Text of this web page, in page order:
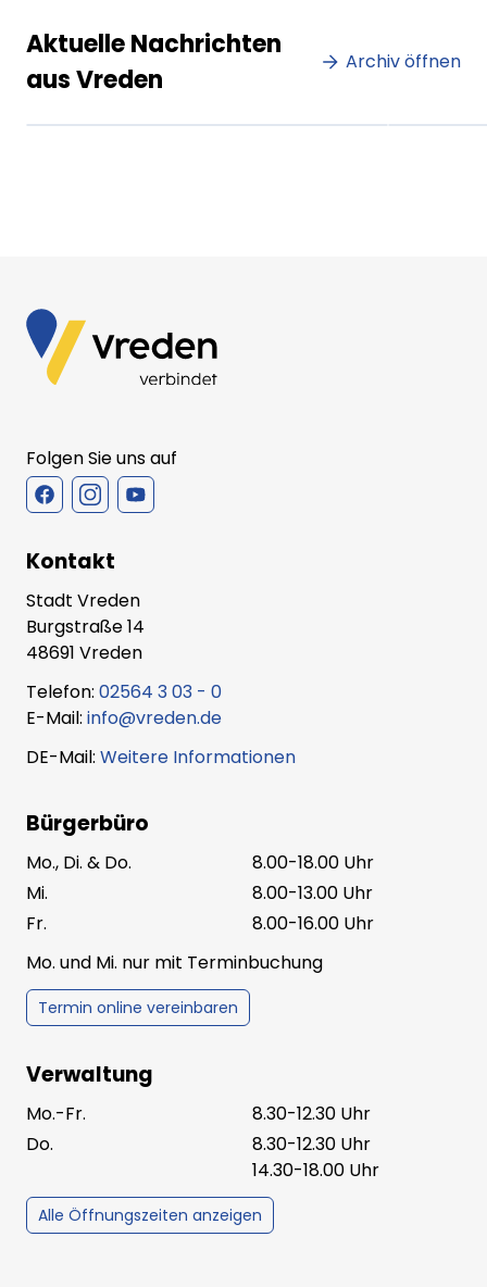
Aktuelle Nachrichten
aus Vreden
Archiv öffnen
Lorem ipsum Lorem ipsum
Folgen Sie uns auf
Kontakt
Stadt Vreden
Burgstraße 14
48691 Vreden
Telefon: 02564 3 03 - 0
E-Mail: info@vreden.de
DE-Mail: Weitere Informationen
Bürgerbüro
Mo., Di. & Do.
8.00-18.00 Uhr
Mi.
8.00-13.00 Uhr
Fr.
8.00-16.00 Uhr
Mo. und Mi. nur mit Terminbuchung
Termin online vereinbaren
Verwaltung
Mo.-Fr.
8.30-12.30 Uhr
Do.
8.30-12.30 Uhr
14.30-18.00 Uhr
Alle Öffnungszeiten anzeigen